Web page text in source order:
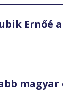
Ernőé
magyar